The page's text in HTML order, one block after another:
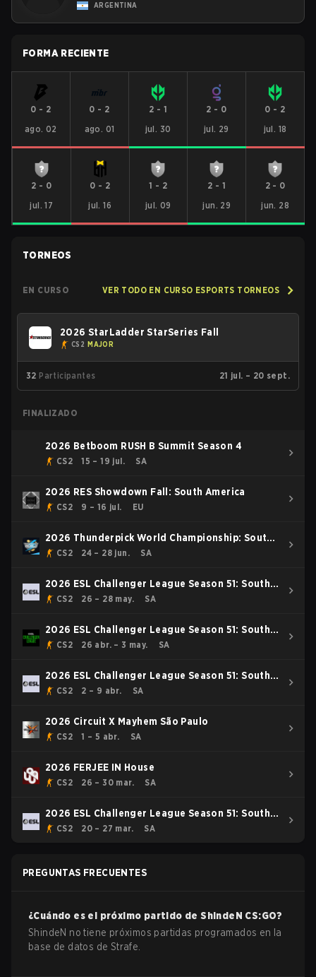
ARGENTINA
FORMA RECIENTE
0 - 2
ago. 02
0 - 2
ago. 01
2 - 1
jul. 30
2 - 0
jul. 29
0 - 2
jul. 18
2 - 0
jul. 17
0 - 2
jul. 16
1 - 2
jul. 09
2 - 1
jun. 29
2- 0
jun. 28
TORNEOS
EN CURSO VER TODO EN CURSO ESPORTS TORNEOS
2026 StarLadder StarSeries Fall
CS2 MAJOR
32 Participantes 21 jul. – 20 sept.
FINALIZADO
2026 Betboom RUSH B Summit Season 4
CS2 15 – 19 jul. SA
2026 RES Showdown Fall: South America
CS2 9 – 16 jul. EU
2026 Thunderpick World Championship: South
American Series #1
CS2 24 – 28 jun. SA
2026 ESL Challenger League Season 51: South
America
CS2 26 – 28 may. SA
2026 ESL Challenger League Season 51: South
America - Cup #4
CS2 26 abr. – 3 may. SA
2026 ESL Challenger League Season 51: South
America - Cup #3
CS2 2 – 9 abr. SA
2026 Circuit X Mayhem São Paulo
CS2 1 – 5 abr. SA
2026 FERJEE IN House
CS2 26 – 30 mar. SA
2026 ESL Challenger League Season 51: South
America - Cup #2
CS2 20 – 27 mar. SA
PREGUNTAS FRECUENTES
¿Cuándo es el próximo partido deShindeN CS:GO?
ShindeN no tiene próximos partidas programados en la
base de datos de Strafe.